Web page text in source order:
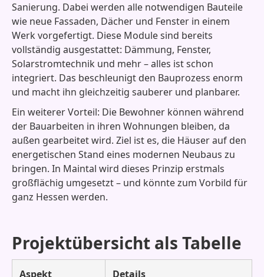
Sanierung. Dabei werden alle notwendigen Bauteile
wie neue Fassaden, Dächer und Fenster in einem
Werk vorgefertigt. Diese Module sind bereits
vollständig ausgestattet: Dämmung, Fenster,
Solarstromtechnik und mehr – alles ist schon
integriert. Das beschleunigt den Bauprozess enorm
und macht ihn gleichzeitig sauberer und planbarer.
Ein weiterer Vorteil: Die Bewohner können während
der Bauarbeiten in ihren Wohnungen bleiben, da
außen gearbeitet wird. Ziel ist es, die Häuser auf den
energetischen Stand eines modernen Neubaus zu
bringen. In Maintal wird dieses Prinzip erstmals
großflächig umgesetzt – und könnte zum Vorbild für
ganz Hessen werden.
Projektübersicht als Tabelle
Aspekt Details